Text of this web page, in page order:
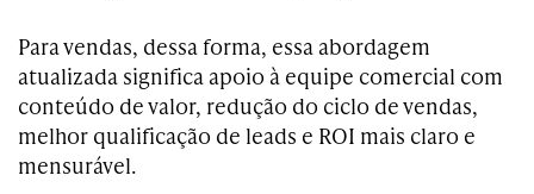
Para vendas, dessa forma, essa abordagem
atualizada significa apoio à equipe comercial com
conteúdo de valor, redução do ciclo de vendas,
melhor qualificação de leads e ROI mais claro e
mensurável.